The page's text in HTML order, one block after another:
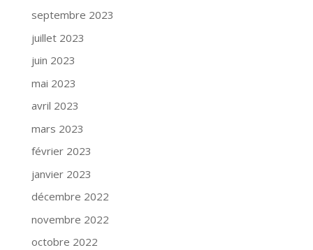
septembre 2023
juillet 2023
juin 2023
mai 2023
avril 2023
mars 2023
février 2023
janvier 2023
décembre 2022
novembre 2022
octobre 2022